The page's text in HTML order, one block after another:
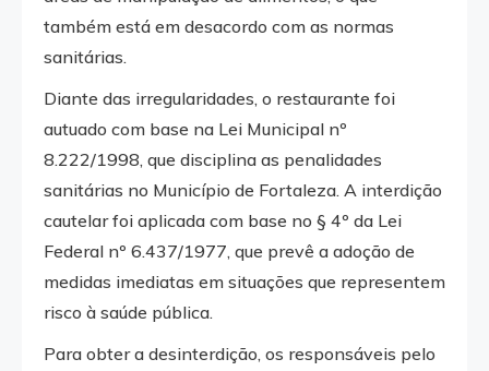
também está em desacordo com as normas
sanitárias.
Diante das irregularidades, o restaurante foi
autuado com base na Lei Municipal nº
8.222/1998, que disciplina as penalidades
sanitárias no Município de Fortaleza. A interdição
cautelar foi aplicada com base no § 4º da Lei
Federal nº 6.437/1977, que prevê a adoção de
medidas imediatas em situações que representem
risco à saúde pública.
Para obter a desinterdição, os responsáveis pelo